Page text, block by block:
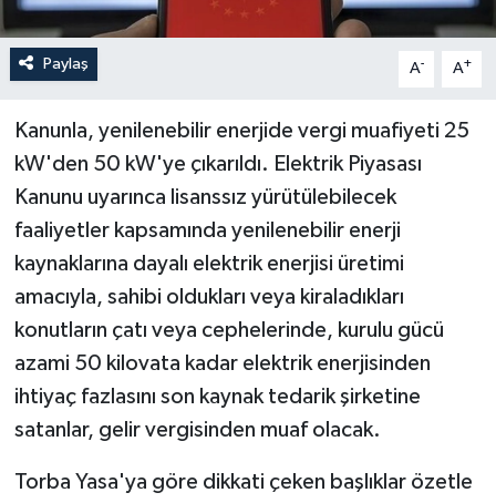
Paylaş A- A+
Kanunla, yenilenebilir enerjide vergi muafiyeti 25
kW'den 50 kW'ye çıkarıldı. Elektrik Piyasası
Kanunu uyarınca lisanssız yürütülebilecek
faaliyetler kapsamında yenilenebilir enerji
kaynaklarına dayalı elektrik enerjisi üretimi
amacıyla, sahibi oldukları veya kiraladıkları
konutların çatı veya cephelerinde, kurulu gücü
azami 50 kilovata kadar elektrik enerjisinden
ihtiyaç fazlasını son kaynak tedarik şirketine
satanlar, gelir vergisinden muaf olacak.
Torba Yasa'ya göre dikkati çeken başlıklar özetle